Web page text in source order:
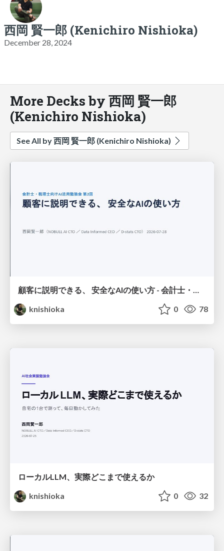
西岡 賢一郎 (Kenichiro Nishioka)
December 28, 2024
More Decks by 西岡 賢一郎
(Kenichiro Nishioka)
See All by 西岡 賢一郎 (Kenichiro Nishioka)
顧客に説明できる、 安全なAIの使い方 - 会計士・税理士向けAI活用勉強会 第2回
knishioka
0 78
ローカルLLM、実際どこまで使えるか
knishioka
0 32